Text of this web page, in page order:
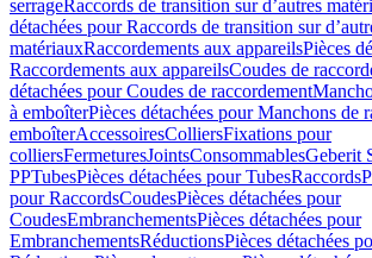
serrageRaccords de transition sur d’autres
détachées pour Raccords de transition sur
matériauxRaccordements aux appareilsPièces
Raccordements aux appareilsCoudes de
détachées pour Coudes de raccordement
à emboîterPièces détachées pour Manchons de
emboîterAccessoiresColliersFixations pour
colliersFermeturesJointsConsommablesGeberit
PPTubesPièces détachées pour TubesRaccords
pour RaccordsCoudesPièces détachées pour
CoudesEmbranchementsPièces détachées pour
EmbranchementsRéductionsPièces détachées